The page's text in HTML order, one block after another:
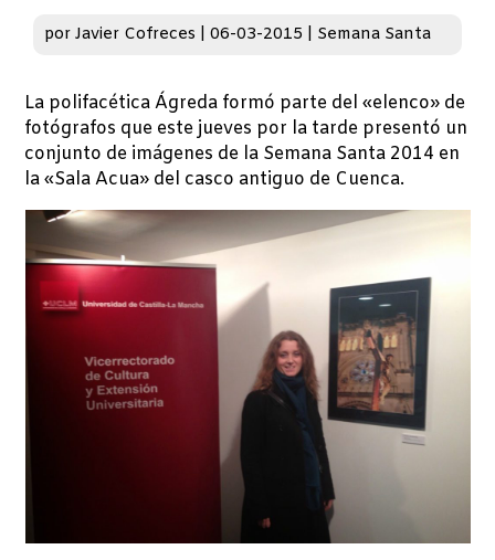
porJavier Cofreces |06-03-2015 Semana Santa
La polifacética Ágreda formó parte del «elenco» de
fotógrafos que este jueves por la tarde presentó un
conjunto de imágenes de la Semana Santa 2014 en
la «Sala Acua» del casco antiguo de Cuenca.